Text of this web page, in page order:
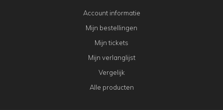
Account informatie
Mijn bestellingen
Mijn tickets
Mijn verlanglijst
Vergelijk
Alle producten